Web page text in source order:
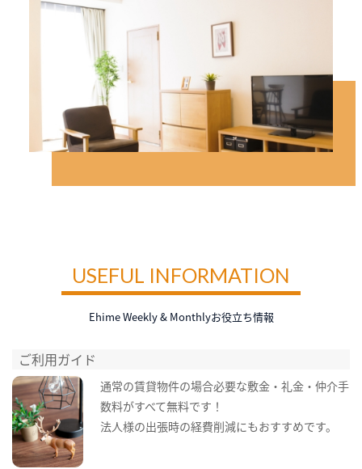
USEFUL INFORMATION
Ehime Weekly & Monthlyお役立ち情報
ご利用ガイド
通常の賃貸物件の場合必要な敷金・礼金・仲介手
数料がすべて無料です！
法人様の出張時の経費削減にもおすすめです。